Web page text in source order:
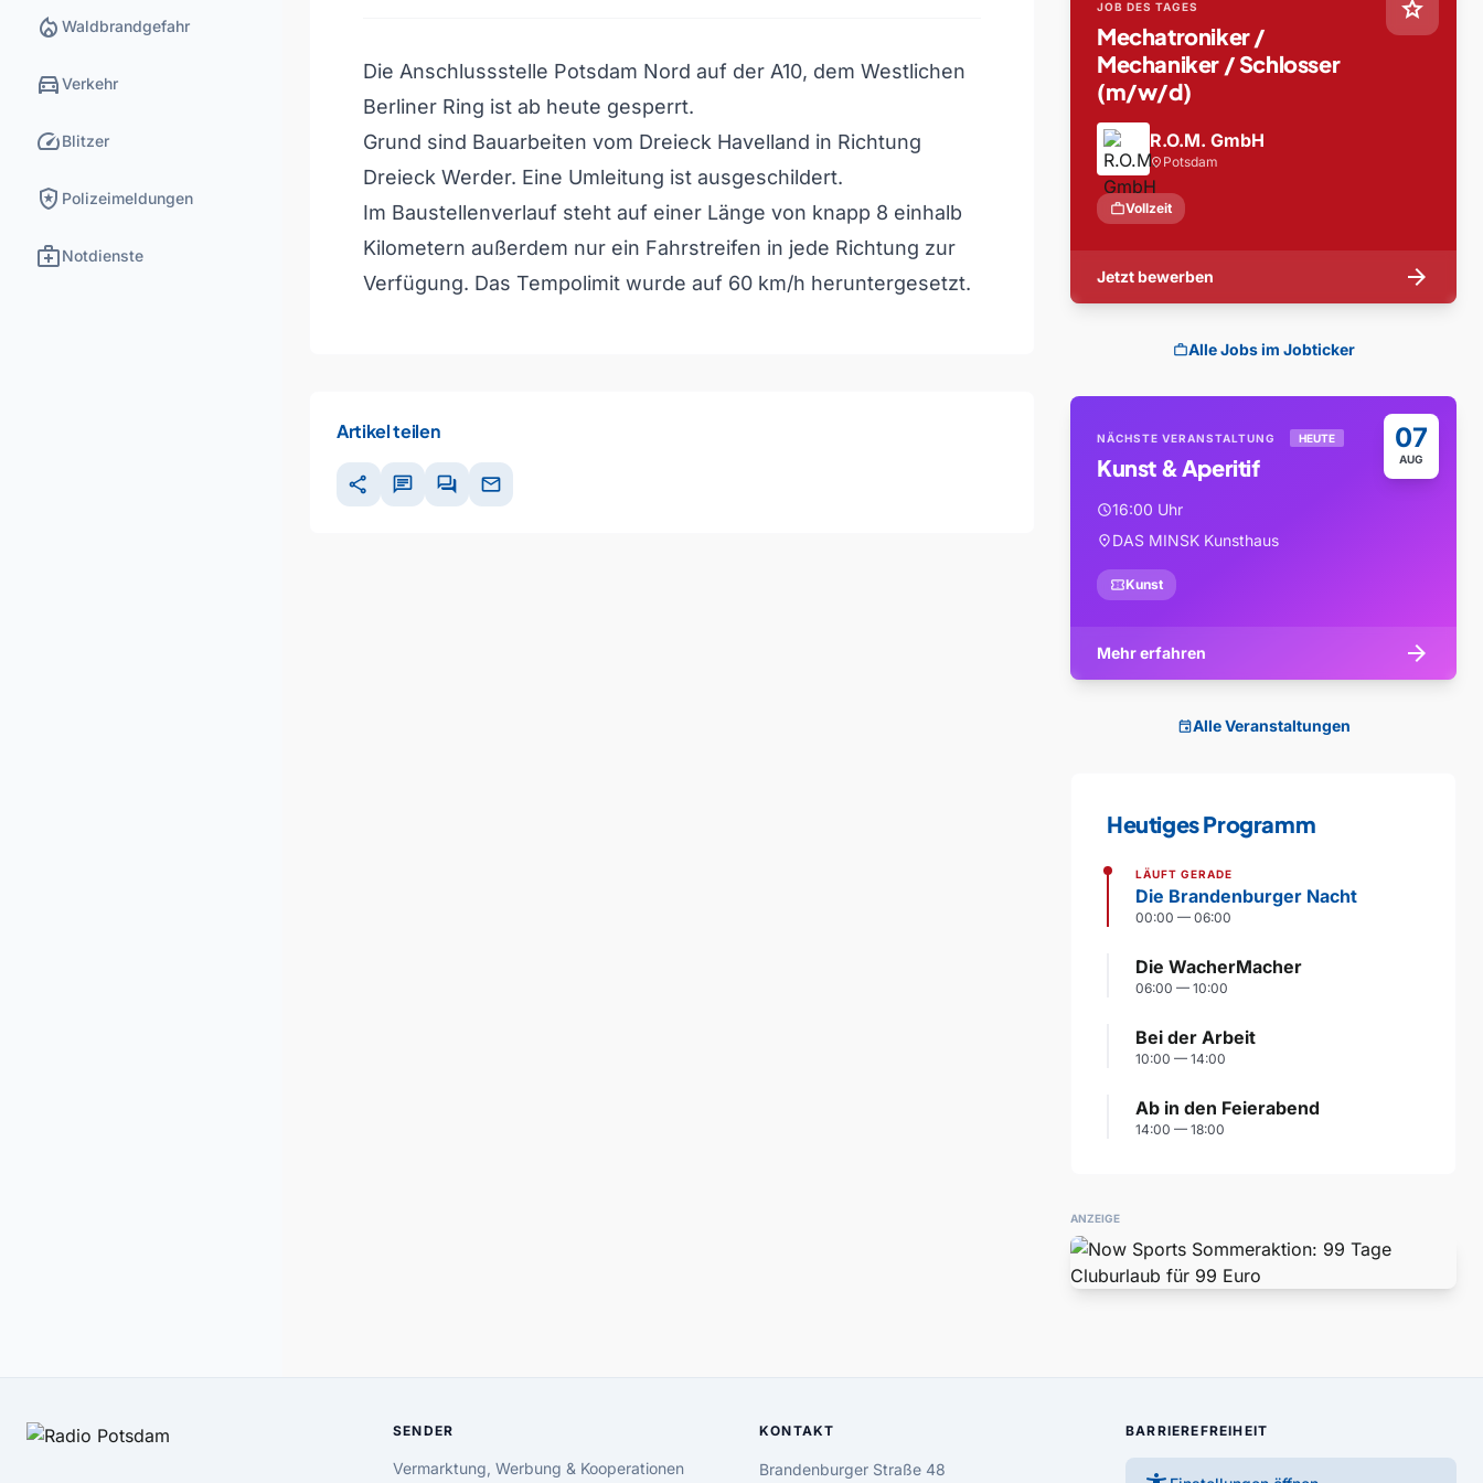
local_fire_department Waldbrandgefahr
directions_carVerkehr
speedBlitzer
local_police Polizeimeldungen
medical_servicesNotdienste
Die Anschlussstelle Potsdam Nord auf der A10, dem Westlichen
Berliner Ring ist ab heute gesperrt.
Grund sind Bauarbeiten vom Dreieck Havelland in Richtung
Dreieck Werder. Eine Umleitung ist ausgeschildert.
Im Baustellenverlauf steht auf einer Länge von knapp 8 einhalb
Kilometern außerdem nur ein Fahrstreifen in jede Richtung zur
Verfügung. Das Tempolimit wurde auf 60 km/h heruntergesetzt.
Artikel teilen
share chat forum mail
star
JOB DES TAGES
Mechatroniker /
Mechaniker / Schlosser
(m/w/d)
R.O.M. GmbH
location_on Potsdam
workVollzeit
Jetzt bewerben arrow_forward
workAlle Jobs im Jobticker
07
AUG
NÄCHSTE VERANSTALTUNG HEUTE
Kunst & Aperitif
schedule16:00 Uhr
location_onDAS MINSK Kunsthaus
confirmation_numberKunst
Mehr erfahren arrow_forward
eventAlle Veranstaltungen
Heutiges Programm
LÄUFT GERADE
Die Brandenburger Nacht
00:00 — 06:00
Die WacherMacher
06:00 — 10:00
Bei der Arbeit
10:00 — 14:00
Ab in den Feierabend
14:00 — 18:00
ANZEIGE
SENDER
Vermarktung, Werbung & Kooperationen
KONTAKT
Brandenburger Straße 48
BARRIEREFREIHEIT